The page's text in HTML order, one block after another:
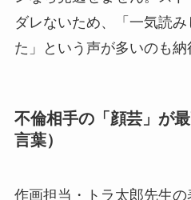
ダレないため、「一気読
た」という声が多いのも納
不倫相手の「顔芸」が
言葉）
作画担当・トラ太郎先生